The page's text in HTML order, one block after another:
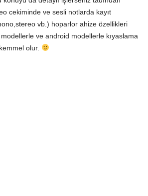
cekiminde ve sesli notlarda kayıt
vb.) hoparlor ahize özellikleri
ve android modellerle kıyaslama
olur.